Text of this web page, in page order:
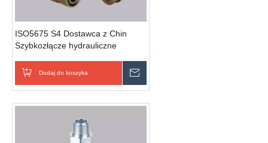
ISO5675 S4 Dostawca z Chin
Szybkozłącze hydrauliczne
Dodaj do koszyka